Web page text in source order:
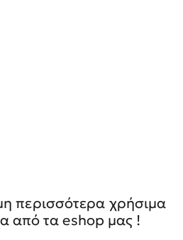
περισσότερα χρήσιμα
από τα eshop μας !